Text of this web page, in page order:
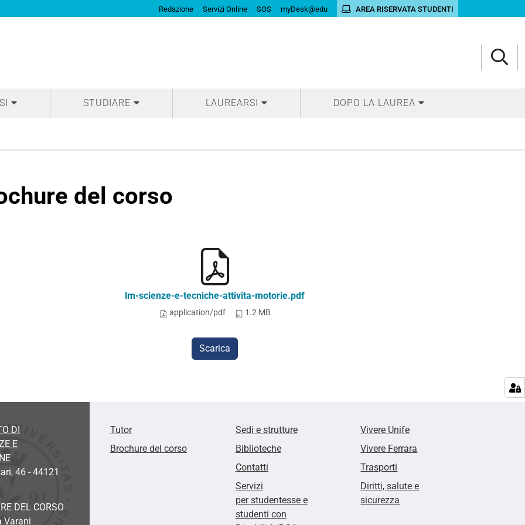
Redazione Servizi Online SOS myDesk@edu AREA RISERVATA STUDENTI
STUDIARE LAUREARSI DOPO LA LAUREA
del corso
lm-scienze-e-tecniche-attivita-motorie.pdf
application/pdf 1.2 MB
Scarica
DI
E
46 - 44121
DEL CORSO
Varani
Tutor
Brochure del corso
Sedi e strutture
Biblioteche
Contatti
Servizi
per studentesse e
studenti con
Vivere Unife
Vivere Ferrara
Trasporti
Diritti, salute e
sicurezza